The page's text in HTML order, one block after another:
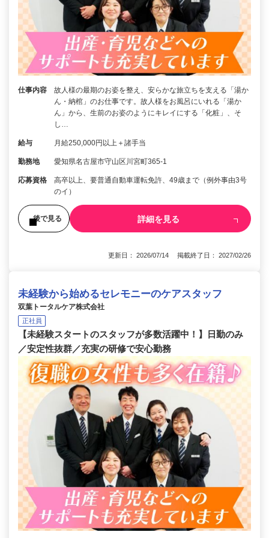
仕事内容
故人様の最期のお姿を整え、安らかな旅立ちを支える「湯か
ん・納棺」のお仕事です。故人様をお風呂にいれる「湯か
ん」から、生前のお姿のようにキレイにする「化粧」、そ
し…
給与 月給250,000円以上＋諸手当
勤務地 愛知県名古屋市守山区川宮町365-1
応募資格
高卒以上、要普通自動車運転免許、49歳まで（例外事由3号
のイ）
後で見る 詳細を見る
更新日： 2026/07/14 掲載終了日： 2027/02/26
未経験から始めるセレモニーのケアスタッフ
双葉トータルケア株式会社
正社員
【未経験スタートのスタッフが多数活躍中！】日勤のみ
／安定性抜群／充実の研修で安心勤務